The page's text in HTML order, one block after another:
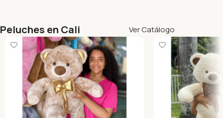
Peluches en Cali Ver Catálogo